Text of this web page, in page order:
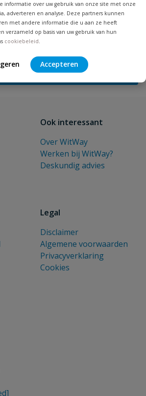
informatie over uw gebruik van onze site met onze
adverteren en analyse. Deze partners kunnen
met andere informatie die u aan ze heeft
verzameld op basis van uw gebruik van hun
cookiebeleid.
Accepteren
leuke acties!
Inschrijven
Ook interessant
Over WitWay
Werken bij WitWay?
Deskundig advies
Legal
Disclaimer
Algemene voorwaarden
Privacyverklaring
Cookies